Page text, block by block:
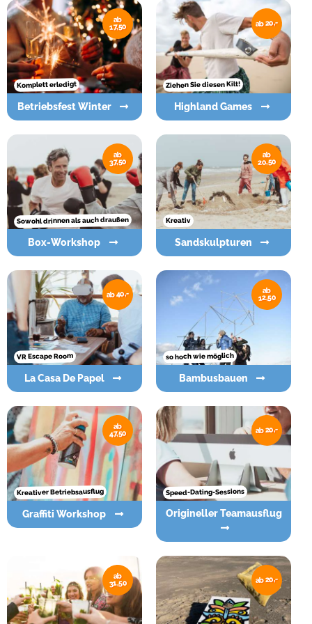
ab
17,50
Komplett erledigt
Betriebsfest Winter
ab 20,-
Ziehen Sie diesen Kilt!
Highland Games
ab
37,50
Sowohl drinnen als auch draußen
Box-Workshop
ab
20,50
Kreativ
Sandskulpturen
ab 40,-
VR Escape Room
La Casa De Papel
ab
12,50
so hoch wie möglich
Bambusbauen
ab
47,50
Kreativer Betriebsausflug
Graffiti Workshop
ab 20,-
Speed-Dating-Sessions
Origineller Teamausflug
ab
31,50 ab 20,-